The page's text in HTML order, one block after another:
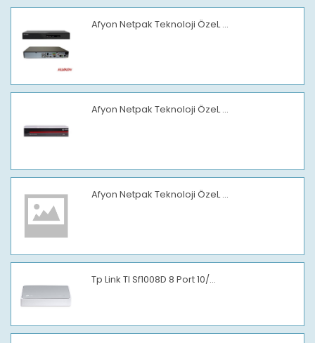
Afyon Netpak Teknoloji ÖzeL ...
Afyon Netpak Teknoloji ÖzeL ...
Afyon Netpak Teknoloji ÖzeL ...
Tp Link Tl Sf1008D 8 Port 10/...